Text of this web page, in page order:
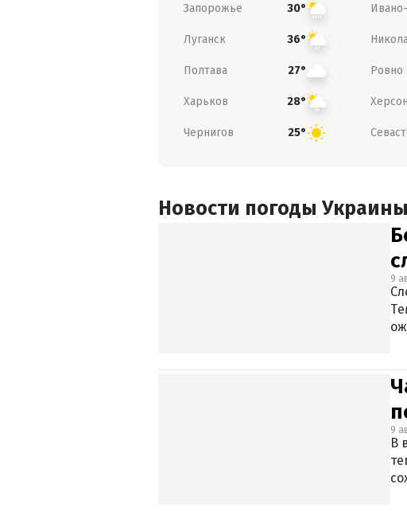
Запорожье 30°
Луганск 36°
Полтава 27° Ровно
Харьков 28° Херсон
Чернигов 25°
Новости погоды
9
9
В